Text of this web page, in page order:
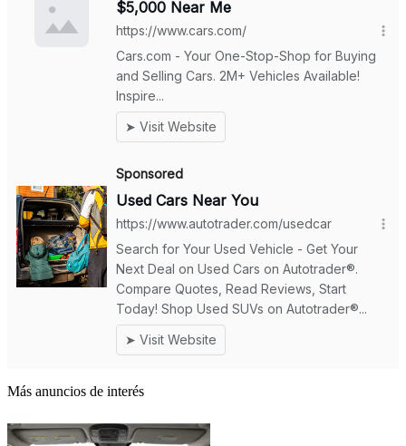
Más anuncios de interés